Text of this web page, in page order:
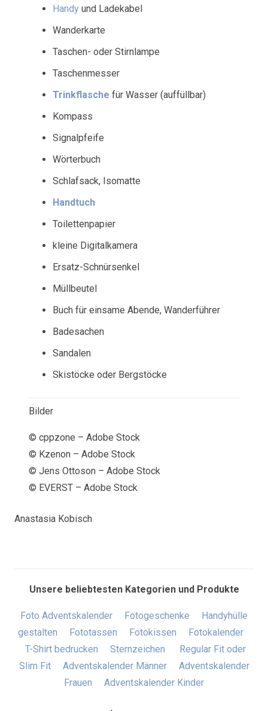
Handy und Ladekabel
Wanderkarte
Taschen- oder Stirnlampe
Taschenmesser
Trinkflasche für Wasser (auffüllbar)
Kompass
Signalpfeife
Wörterbuch
Schlafsack, Isomatte
Handtuch
Toilettenpapier
kleine Digitalkamera
Ersatz-Schnürsenkel
Müllbeutel
Buch für einsame Abende, Wanderführer
Badesachen
Sandalen
Skistöcke oder Bergstöcke
Bilder
© cppzone – Adobe Stock
© Kzenon – Adobe Stock
© Jens Ottoson – Adobe Stock
© EVERST – Adobe Stock
Anastasia Kobisch
Unsere beliebtesten Kategorien und Produkte
Foto Adventskalender Fotogeschenke
Handyhülle
gestalten
Fototassen Fotokissen
Fotokalender
T-Shirt bedrucken
Sternzeichen
Regular Fit oder
Slim Fit
Adventskalender Männer
Adventskalender
Frauen
Adventskalender Kinder